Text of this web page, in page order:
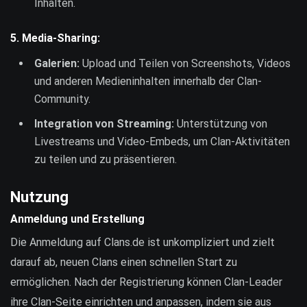
Inhalten.
5. Media-Sharing:
Galerien: Upload und Teilen von Screenshots, Videos
und anderen Medieninhalten innerhalb der Clan-
Community.
Integration von Streaming: Unterstützung von
Livestreams und Video-Embeds, um Clan-Aktivitäten
zu teilen und zu präsentieren.
Nutzung
Anmeldung und Erstellung
Die Anmeldung auf Clans.de ist unkompliziert und zielt
darauf ab, neuen Clans einen schnellen Start zu
ermöglichen. Nach der Registrierung können Clan-Leader
ihre Clan-Seite einrichten und anpassen, indem sie aus